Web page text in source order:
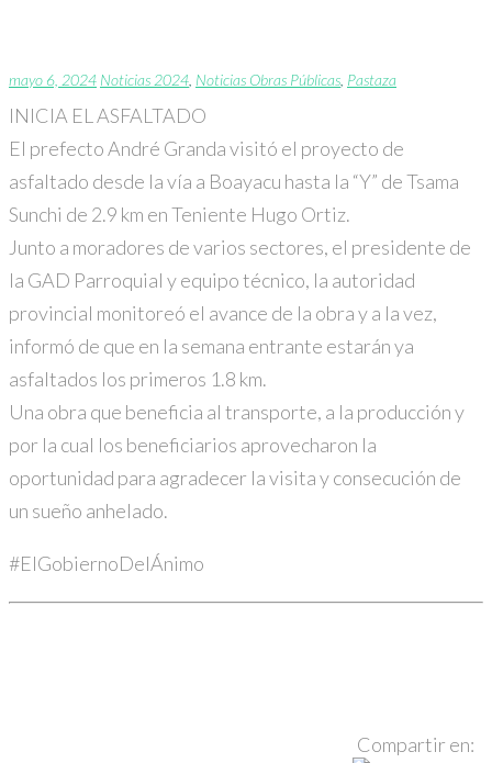
mayo 6, 2024 Noticias 2024 Noticias Obras Públicas Pastaza
INICIA EL ASFALTADO
El prefectoAndré Grandavisitó el proyecto de
asfaltado desde la vía a Boayacu hasta la “Y” de Tsama
Sunchi de 2.9 km en Teniente Hugo Ortiz.
Junto a moradores de varios sectores, el presidente de
la GAD Parroquial y equipo técnico, la autoridad
provincial monitoreó el avance de la obra y a la vez,
informó de que en la semana entrante estarán ya
asfaltados los primeros 1.8 km.
Una obra que beneficia al transporte, a la producción y
por la cual los beneficiarios aprovecharon la
oportunidad para agradecer la visita y consecución de
un sueño anhelado.
#ElGobiernoDelÁnimo
Compartir en: